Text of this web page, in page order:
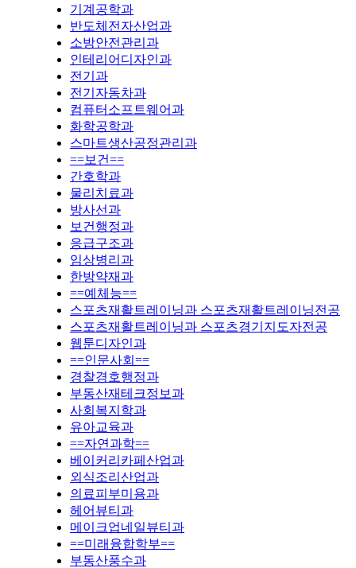
기계공학과
반도체전자산업과
소방안전관리과
인테리어디자인과
전기과
전기자동차과
컴퓨터소프트웨어과
화학공학과
스마트생산공정관리과
==보건==
간호학과
물리치료과
방사선과
보건행정과
응급구조과
임상병리과
한방약재과
==예체능==
스포츠재활트레이닝과 스포츠재활트레이닝전공
스포츠재활트레이닝과 스포츠경기지도자전공
웹툰디자인과
==인문사회==
경찰경호행정과
부동산재테크정보과
사회복지학과
유아교육과
==자연과학==
베이커리카페산업과
외식조리산업과
의료피부미용과
헤어뷰티과
메이크업네일뷰티과
==미래융합학부==
부동산풍수과